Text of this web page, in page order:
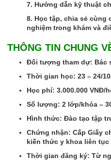
7. Hướng dẫn kỹ thuật
8. Học tập, chia sẻ cùng
nghiệm trong khám và
THÔNG TIN CHUNG
Đối tượng tham dự: Bác
Thời gian học: 23 – 24/
Học phí: 3.000.000 VNĐ/
Số lượng: 2 lớp/khóa –
Hình thức: Đào tạo tập
Chứng nhận: Cấp Giấy
kiến thức y khoa liên
Thời gian đăng ký: Từ